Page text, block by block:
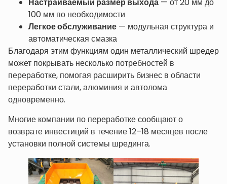
Настраиваемый размер выхода — от 20 мм до
100 мм по необходимости
Легкое обслуживание — модульная структура и
автоматическая смазка
Благодаря этим функциям один металлический шредер
может покрывать несколько потребностей в
переработке, помогая расширить бизнес в области
переработки стали, алюминия и автолома
одновременно.
Многие компании по переработке сообщают о
возврате инвестиций в течение 12–18 месяцев после
установки полной системы шрединга.